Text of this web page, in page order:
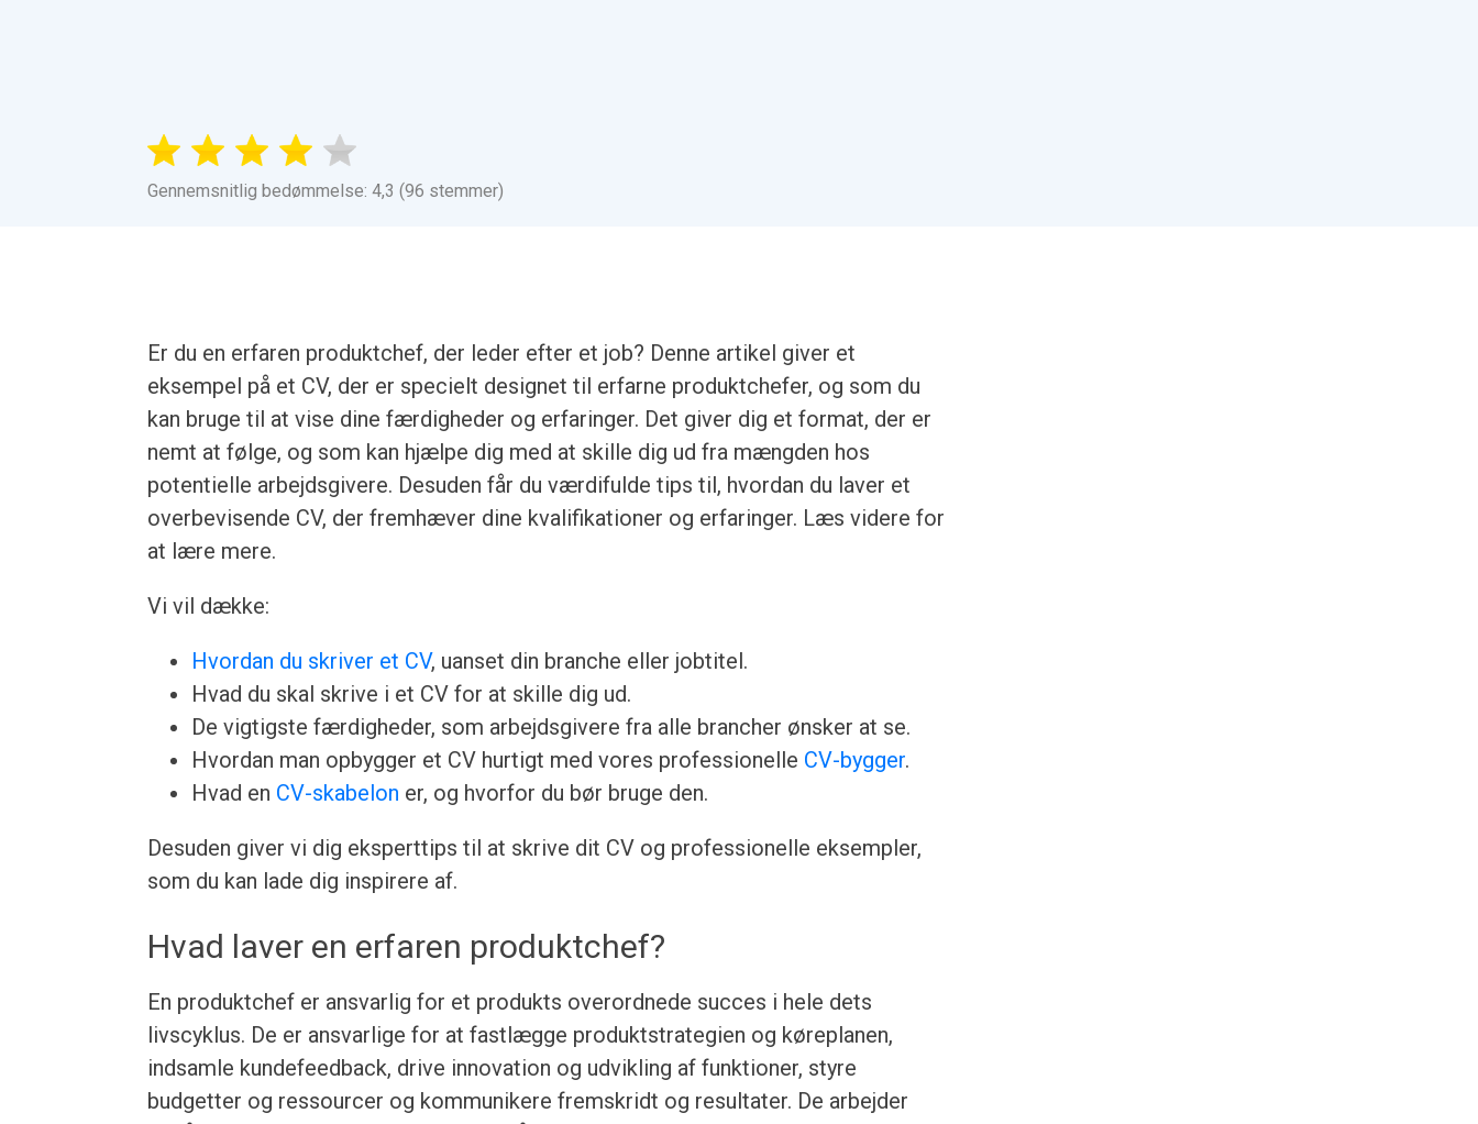
Gennemsnitlig bedømmelse: 4,3 (96 stemmer)
Er du en erfaren produktchef, der leder efter et job? Denne artikel giver et
eksempel på et CV, der er specielt designet til erfarne produktchefer, og som du
kan bruge til at vise dine færdigheder og erfaringer. Det giver dig et format, der er
nemt at følge, og som kan hjælpe dig med at skille dig ud fra mængden hos
potentielle arbejdsgivere. Desuden får du værdifulde tips til, hvordan du laver et
overbevisende CV, der fremhæver dine kvalifikationer og erfaringer. Læs videre for
at lære mere.
Vi vil dække:
Hvordan du skriver et CV, uanset din branche eller jobtitel.
Hvad du skal skrive i et CV for at skille dig ud.
De vigtigste færdigheder, som arbejdsgivere fra alle brancher ønsker at se.
Hvordan man opbygger et CV hurtigt med vores professionelle CV-bygger.
Hvad en CV-skabelon er, og hvorfor du bør bruge den.
Desuden giver vi dig eksperttips til at skrive dit CV og professionelle eksempler,
som du kan lade dig inspirere af.
Hvad laver en erfaren produktchef?
En produktchef er ansvarlig for et produkts overordnede succes i hele dets
livscyklus. De er ansvarlige for at fastlægge produktstrategien og køreplanen,
indsamle kundefeedback, drive innovation og udvikling af funktioner, styre
budgetter og ressourcer og kommunikere fremskridt og resultater. De arbejder